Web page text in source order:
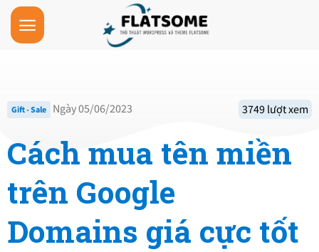
Skip
content
Gift - Sale Ngày 05/06/2023 3749 lượt xem
Cách mua tên miền
trên Google
Domains giá cực tốt